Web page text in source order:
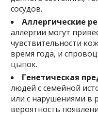
сосудов.
Аллергические
аллергии могут
чувствительности
время года, и
цыпок.
Генетическая
людей с семейной
или с нарушениями в
вероятность